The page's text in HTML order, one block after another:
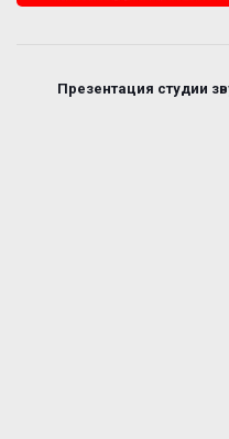
Презентация студии